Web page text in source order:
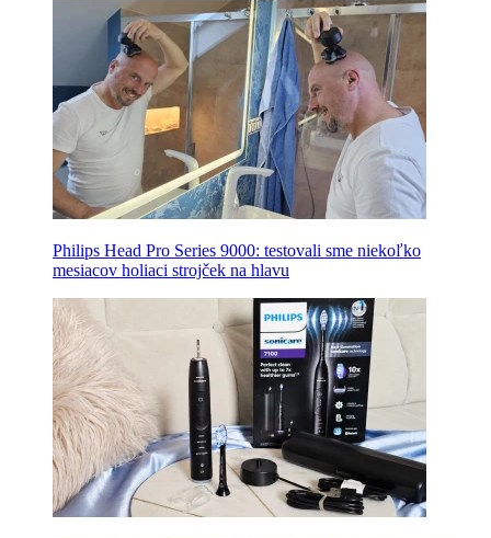
Philips Head Pro Series 9000: testovali sme niekoľko
mesiacov holiaci strojček na hlavu